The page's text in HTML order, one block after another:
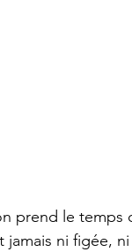
prend le temps
ni figée,